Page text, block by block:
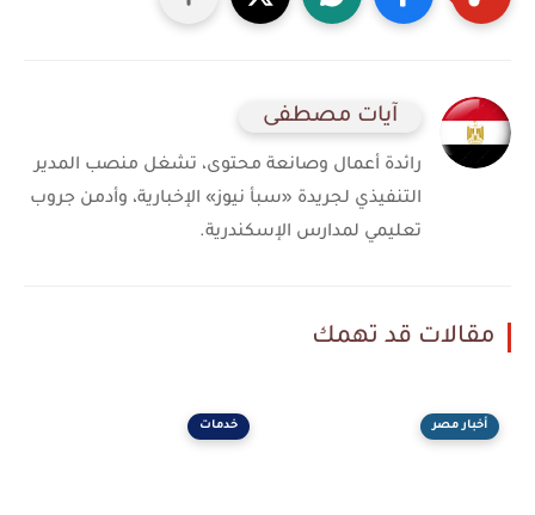
آيات مصطفى
رائدة أعمال وصانعة محتوى، تشغل منصب المدير
التنفيذي لجريدة «سبأ نيوز» الإخبارية، وأدمن جروب
تعليمي لمدارس الإسكندرية.
مقالات قد تهمك
أخبار مصر خدمات